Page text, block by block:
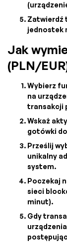
Zatwierdź
jednostek
Jak
(PLN/
Wybierz
na
transakcji
Wskaż
gotówki
Prześlij
unikalny
system.
Poczekaj
sieci
minut).
Gdy